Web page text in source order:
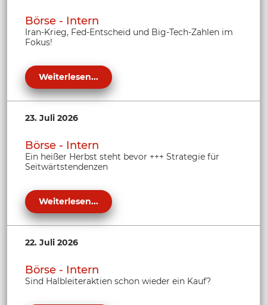
Börse - Intern
Iran-Krieg, Fed-Entscheid und Big-Tech-Zahlen im
Fokus!
Weiterlesen...
23. Juli 2026
Börse - Intern
Ein heißer Herbst steht bevor +++ Strategie für
Seitwärtstendenzen
Weiterlesen...
22. Juli 2026
Börse - Intern
Sind Halbleiteraktien schon wieder ein Kauf?